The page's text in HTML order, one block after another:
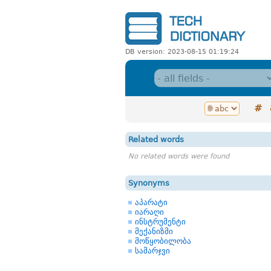
DB version: 2023-08-15 01:19:24
#
Related words
No related words were found
Synonyms
აპარატი
იარაღი
ინსტრუმენტი
მექანიზმი
მოწყობილობა
სამარჯვი